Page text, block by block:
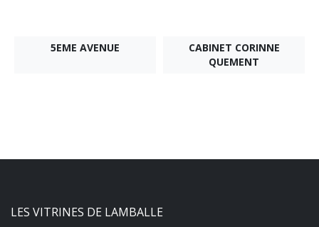
5EME AVENUE
CABINET CORINNE
QUEMENT
LES VITRINES DE LAMBALLE